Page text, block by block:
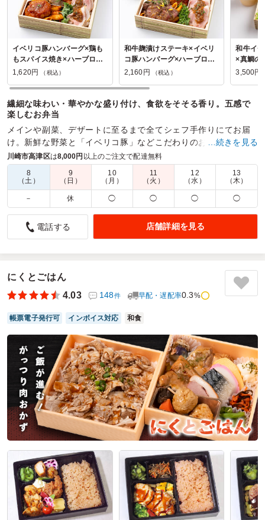
イベリコ豚ハンバーグ×鶏も
もスパイス焼き×ハーブロー
ストポーク【トリプルメイ
1,620円 （税込）
和牛麹漬けステーキ×イベリ
コ豚ハンバーグ×ハーブロー
ストポーク【クラシックプリ
2,160円 （税込）
和牛イ
×真鯛の
コ豚の
3,500円
繊細な味わい・華やかな盛り付け、食欲をそそる香り。五感で
楽しむお弁当
メインや副菜、デザートに至るまで全てシェフ手作りにてお届
け。新鮮な野菜と「イベリコ豚」などこだわりのお肉のうまみ
を味わって頂ける本格フレンチ×スペインのお弁当。
商品数： 締切日時： 2日前20:00 価格帯：
300円～3,500円
配達時間：
9:00～21:00
見た目も鮮やかで美味しかったです
5.0
んでお弁当を頼んで、失敗したことがありません。とても信
き、利用させていただきます！！
ご利用シーン：会議・セミナー ›会議
参加者の年齢：30代～40代男女比：女性多め
神奈川県川崎市高津区溝口2026/06/26
トゥアンビの口コミをもっと見る
…続きを見る
川崎市高津区は8,000円 以上のご注文で配達無料
8
（土）
9
（日）
10
（月）
11
（火）
12
（水）
13
（木）
－ 休 ◯ ◯ ◯ ◯
電話する 店舗詳細を見る
にくとごはん
4.03
148件 早配・遅配率0.3%
帳票電子発行可 インボイス対応 和食